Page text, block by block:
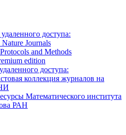
доступа:
Journals
and Methods
edition
доступа:
коллекция журналов на
Математического института
РАН